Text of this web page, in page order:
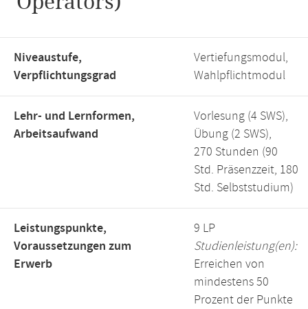
Niveaustufe,
Verpflichtungsgrad
Vertiefungsmodul,
Wahlpflichtmodul
Lehr- und Lernformen,
Arbeitsaufwand
Vorlesung (4 SWS),
Übung (2 SWS),
270 Stunden (90
Std. Präsenzzeit, 180
Std. Selbststudium)
Leistungspunkte,
Voraussetzungen zum
Erwerb
9 LP
Studienleistung(en):
Erreichen von
mindestens 50
Prozent der Punkte